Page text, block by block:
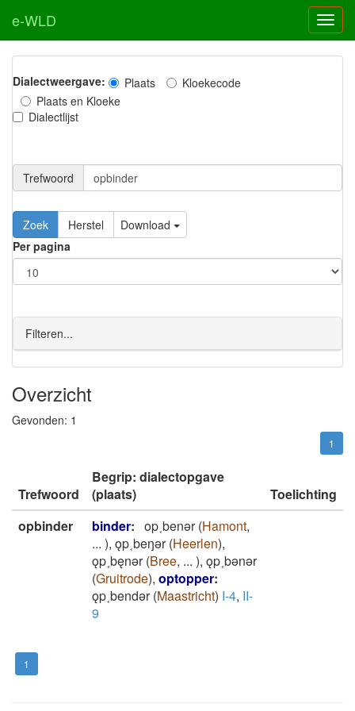
e-WLD
Dialectweergave: Plaats
Kloekecode
Plaats en Kloeke
Dialectlijst
Trefwoord
Download
Per pagina
Filteren...
Overzicht
Gevonden: 1
1
Trefwoord
Begrip: dialectopgave
(plaats)
Toelichting
opbinder
binder: op˱benǝr(Hamont,
... ), ǫp˱beŋǝr(Heerlen),
ǫp˱bęnǝr(Bree, ... ), ǫp˱bǝnǝr
(Gruitrode), optopper:
ǫp˱bendǝr(Maastricht) I-4, II-
9
1